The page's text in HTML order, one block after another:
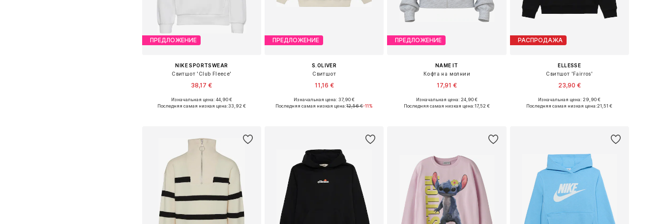
ПРЕДЛОЖЕНИЕ
NIKE SPORTSWEAR
Свитшот 'Club Fleece'
38,17 €
+ 4
Доступно множество размеров
Изначальная цена: 44,90 €
Последняя самая низкая цена:33,92 €
ПРЕДЛОЖЕНИЕ
S.OLIVER
Свитшот
11,16 €
Изначальная цена: 37,90 €
Последняя самая низкая цена:12,56 €-11%
ПРЕДЛОЖЕНИЕ
NAME IT
Кофта на молнии
17,91 €
Изначальная цена: 24,90 €
Последняя самая низкая цена:17,52 €
РАСПРОДАЖА
ELLESSE
Свитшот 'Fairros'
23,90 €
Изначальная цена: 29,90 €
Последняя самая низкая цена:21,51 €